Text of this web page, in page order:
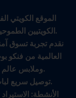
الموقع
الكويتيين الطموحين الساعين إلى التميز في عالم التجارة الحديثة.
نقدم تجربة تسوق
العالمية من
وملابس عالم الأفلام والمسلسلات والأنمي والفيديو جيمز.
توصيل سريع لباب المنزل مع ضمان الجودة والخدمة المتميزة.
الأنشطة: